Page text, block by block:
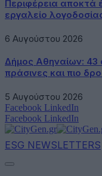
Περιφέρεια αποκτά
εργαλείο
6 Αυγούστου 2026
Δήμος Αθηναίων: 43
πράσινες και πιο
5 Αυγούστου 2026
Facebook LinkedIn
Facebook LinkedIn
ESG NEWSLETTERS